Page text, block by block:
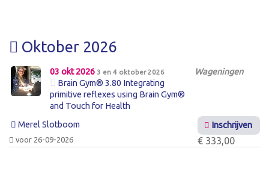
Oktober 2026
03 okt 2026 3 en 4 oktober 2026
Brain Gym® 3.80 Integrating
primitive reflexes using Brain Gym®
and Touch for Health
Wageningen
Merel Slotboom
voor 26-09-2026
Inschrijven
€ 333,00